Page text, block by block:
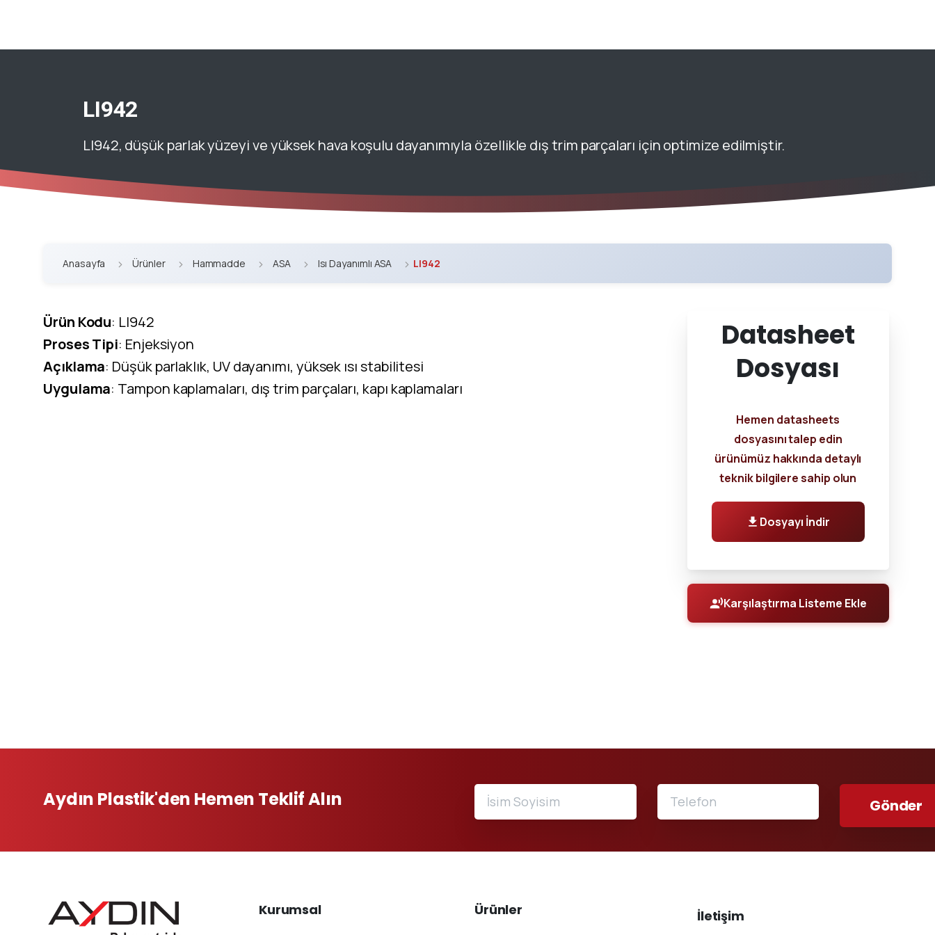
LI942
LI942, düşük parlak yüzeyi ve yüksek hava koşulu dayanımıyla özellikle dış trim parçaları için optimize edilmiştir.
Anasayfa Ürünler Hammadde ASA Isı Dayanımlı ASA LI942
Ürün Kodu: LI942
Proses Tipi: Enjeksiyon
Açıklama: Düşük parlaklık, UV dayanımı, yüksek ısı stabilitesi
Uygulama: Tampon kaplamaları, dış trim parçaları, kapı kaplamaları
Datasheet
Dosyası
Hemen datasheets
dosyasını talep edin
ürünümüz hakkında detaylı
teknik bilgilere sahip olun
Dosyayı İndir
Karşılaştırma Listeme Ekle
Aydın Plastik'den Hemen Teklif Alın
Kurumsal Ürünler İletişim